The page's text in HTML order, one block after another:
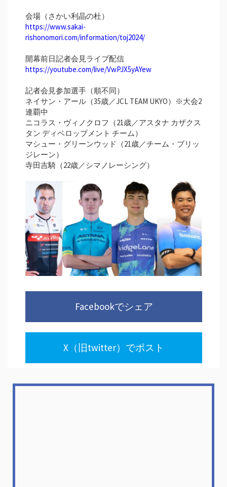
会場（さかい利晶の杜）
https://www.sakai-
rishonomori.com/information/toj2024/
開幕前日記者会見ライブ配信
https://youtube.com/live/VwPJX5yAYew
記者会見参加選手（順不同）
ネイサン・アール（35歳／JCL TEAM UKYO）※大会2
連覇中
ニコラス・ヴィノクロフ（21歳／アスタナ カザクス
タン ディベロップメント チーム）
マシュー・グリーンウッド（21歳／チーム・ブリッ
ジレーン）
寺田吉騎（22歳／シマノレーシング）
Facebookでシェア
X（旧twitter）でポスト